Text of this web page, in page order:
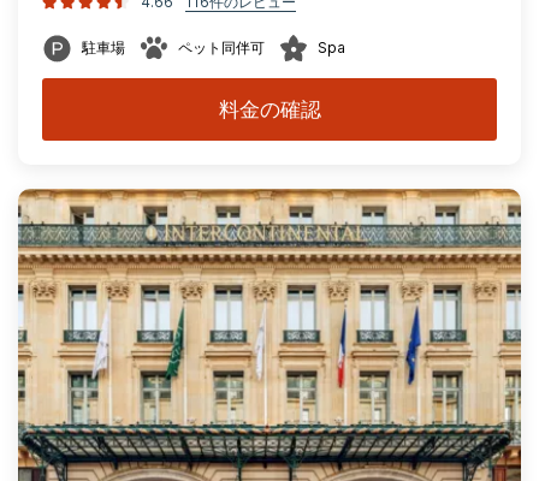
駐車場 ペット同伴可 Spa
料金の確認